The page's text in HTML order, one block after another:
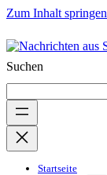
Zum Inhalt springen
Suchen
Startseite